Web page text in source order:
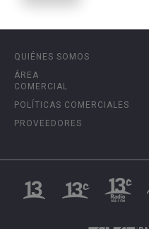
QUIÉNES SOMOS
ÁREA
COMERCIAL
POLÍTICAS COMERCIALES
PROVEEDORES